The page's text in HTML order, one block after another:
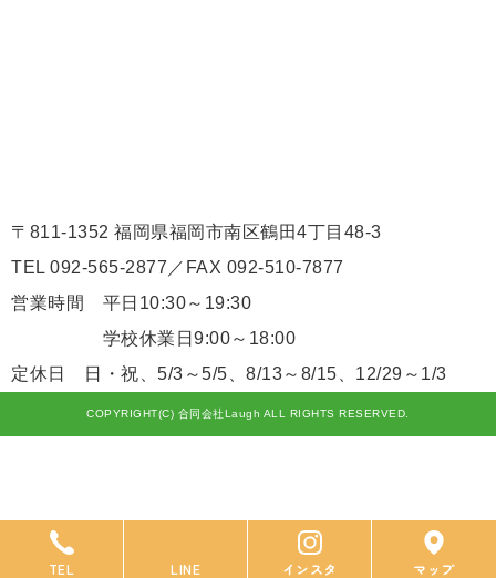
TEL LINE インスタ マップ
〒811-1352 福岡県福岡市南区鶴田4丁目48-3
TEL 092-565-2877／FAX 092-510-7877
営業時間 平日10:30～19:30
学校休業日9:00～18:00
定休日 日・祝、5/3～5/5、8/13～8/15、12/29～1/3
COPYRIGHT(C) 合同会社Laugh ALL RIGHTS RESERVED.